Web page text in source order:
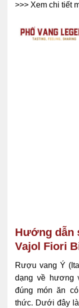
>>> Xem chi tiết
Hướng dẫn
Vajol Fiori
Rượu vang Ý
dạng về hương
đúng món ăn
thức. Dưới đây